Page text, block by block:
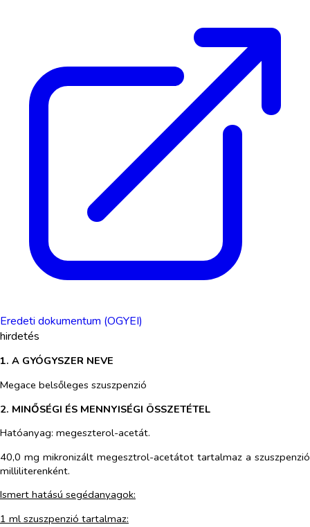
Eredeti dokumentum (OGYEI)
hirdetés
1. A GYÓGYSZER NEVE
Megace belsőleges szuszpenzió
2. MINŐSÉGI ÉS MENNYISÉGI ÖSSZETÉTEL
Hatóanyag: megeszterol-acetát.
40,0 mg mikronizált megesztrol-acetátot tartalmaz a szuszpenzió
milliliterenként.
Ismert hatású segédanyagok:
1 ml szuszpenzió tartalmaz: